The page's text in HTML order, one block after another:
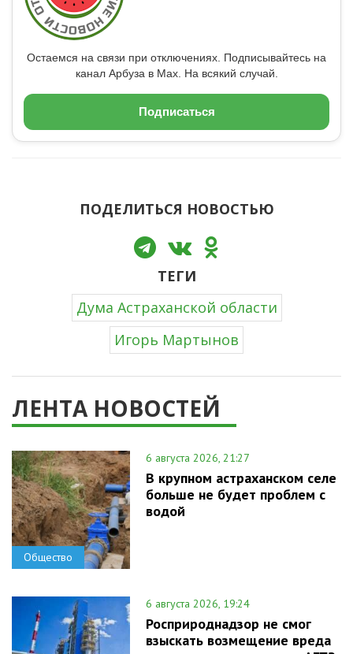
Остаемся на связи при отключениях. Подписывайтесь на
канал Арбуза в Max. На всякий случай.
Подписаться
ПОДЕЛИТЬСЯ НОВОСТЬЮ
ТЕГИ
Дума Астраханской области
Игорь Мартынов
ЛЕНТА НОВОСТЕЙ
Общество
6 августа 2026, 21:27
В крупном астраханском селе
больше не будет проблем с
водой
6 августа 2026, 19:24
Росприроднадзор не смог
взыскать возмещение вреда